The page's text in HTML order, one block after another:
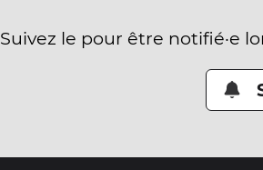
Suivez le pour être notifié·e